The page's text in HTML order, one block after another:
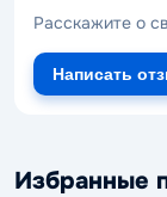
Расскажите о
Написать
Избранные